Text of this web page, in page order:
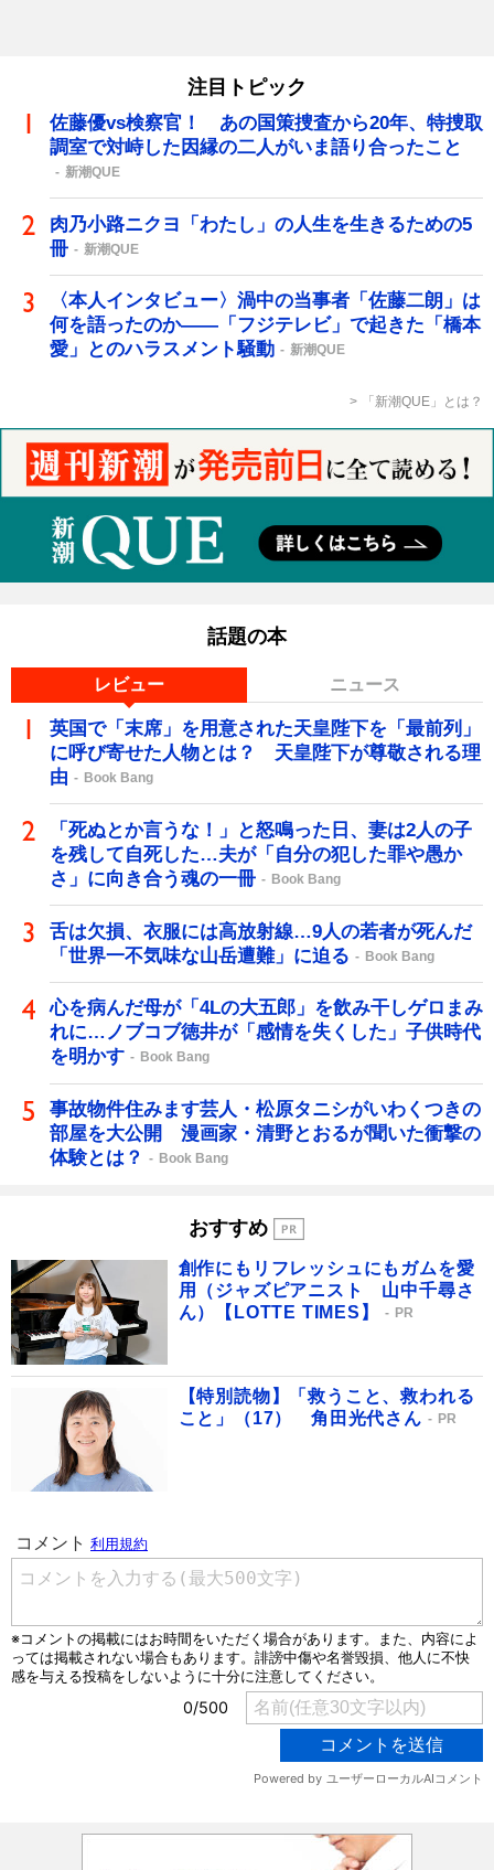
注目トピック
佐藤優vs検察官！ あの国策捜査から20年、特捜取
調室で対峙した因縁の二人がいま語り合ったこと
新潮QUE
肉乃小路ニクヨ「わたし」の人生を生きるための5
冊
新潮QUE
〈本人インタビュー〉渦中の当事者「佐藤二朗」は
何を語ったのか――「フジテレビ」で起きた「橋本
愛」とのハラスメント騒動
新潮QUE
「新潮QUE」とは？
話題の本
レビュー ニュース
英国で「末席」を用意された天皇陛下を「最前列」
に呼び寄せた人物とは？ 天皇陛下が尊敬される理
由
Book Bang
「死ぬとか言うな！」と怒鳴った日、妻は2人の子
を残して自死した…夫が「自分の犯した罪や愚か
さ」に向き合う魂の一冊
Book Bang
舌は欠損、衣服には高放射線…9人の若者が死んだ
「世界一不気味な山岳遭難」に迫る
Book Bang
心を病んだ母が「4Lの大五郎」を飲み干しゲロまみ
れに…ノブコブ徳井が「感情を失くした」子供時代
を明かす
Book Bang
事故物件住みます芸人・松原タニシがいわくつきの
部屋を大公開 漫画家・清野とおるが聞いた衝撃の
体験とは？
Book Bang
おすすめ
創作にもリフレッシュにもガムを愛
用（ジャズピアニスト 山中千尋さ
ん）【LOTTE TIMES】
PR
【特別読物】「救うこと、救われる
こと」（17） 角田光代さん
PR